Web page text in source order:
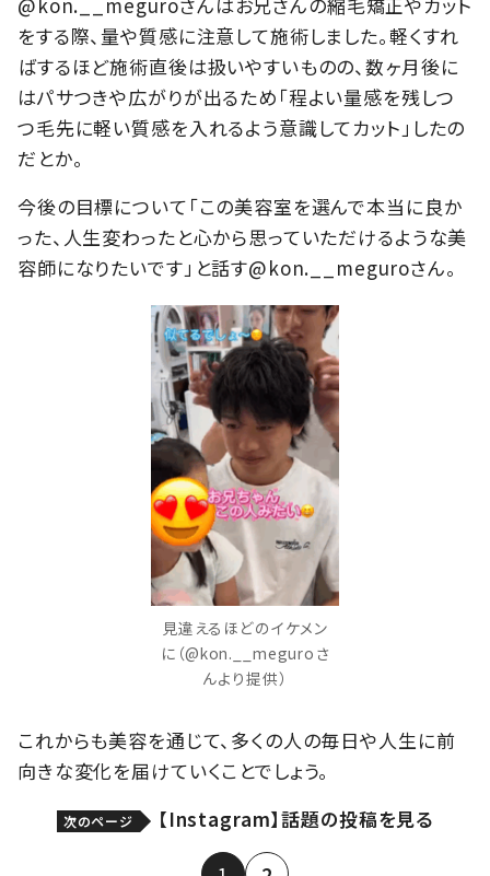
をする際、量や質感に注意して施術しました。軽くすれ
ばするほど施術直後は扱いやすいものの、数ヶ月後に
はパサつきや広がりが出るため「程よい量感を残しつ
つ毛先に軽い質感を入れるよう意識してカット」したの
だとか。
今後の目標について「この美容室を選んで本当に良か
った、人生変わったと心から思っていただけるような美
容師になりたいです」と話す@kon.__meguroさん。
見違えるほどのイケメン
に（@kon.__meguroさ
んより提供）
これからも美容を通じて、多くの人の毎日や人生に前
向きな変化を届けていくことでしょう。
次のページ 【Instagram】話題の投稿を見る